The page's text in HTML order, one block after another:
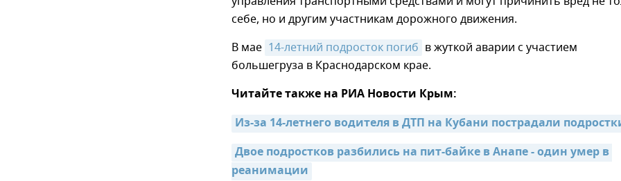
себе, но и другим участникам дорожного движения.
В мае 14-летний подросток погиб в жуткой аварии с участием
большегруза в Краснодарском крае.
Читайте также на РИА Новости Крым:
Из-за 14-летнего водителя в ДТП на Кубани пострадали
Двое подростков разбились на пит-байке в Анапе - один умер в
реанимации